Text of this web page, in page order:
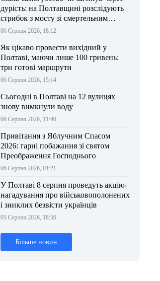
дурість: на Полтавщині розслідують
стрибок з мосту зі смертельним
результатом
06 Серпня 2026, 18:12
Як цікаво провести вихідний у
Полтаві, маючи лише 100 гривень:
три готові маршрути
06 Серпня 2026, 15:14
Сьогодні в Полтаві на 12 вулицях
знову вимкнули воду
06 Серпня 2026, 11:40
Привітання з Яблучним Спасом
2026: гарні побажання зі святом
Преображення Господнього
06 Серпня 2026, 01:21
У Полтаві 8 серпня проведуть акцію-
нагадування про військовополонених
і зниклих безвісти українців
05 Серпня 2026, 18:56
Більше новин